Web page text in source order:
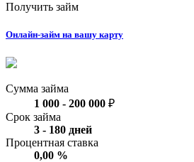
Получить займ
Онлайн-займ на вашу карту
Сумма займа
1 000 - 200 000 ₽
Срок займа
3 - 180 дней
Процентная ставка
0,00 %